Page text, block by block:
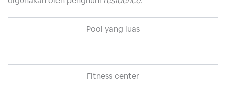
Pool yang luas
Fitness center